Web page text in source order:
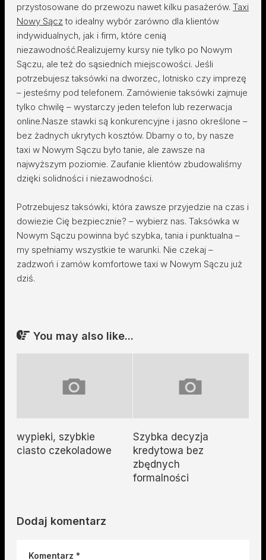
przystosowane do przewozu nawet kilku pasażerów. Taxi
Nowy Sącz to idealny wybór zarówno dla klientów
indywidualnych, jak i firm, które cenią
niezawodność.Realizujemy kursy nie tylko po Nowym
Sączu, ale też do sąsiednich miejscowości. Jeśli
potrzebujesz taksówki na dworzec, lotnisko czy imprezę
– jesteśmy pod telefonem. Zamówienie taksówki zajmuje
tylko chwilę – wystarczy jeden telefon lub rezerwacja
online.Nasze stawki są konkurencyjne i jasno określone –
bez żadnych ukrytych kosztów. Dbamy o to, by nasze
taxi w Nowym Sączu było tanie, ale zawsze na
najwyższym poziomie. Zaufanie klientów zbudowaliśmy
dzięki solidności i niezawodności.
Potrzebujesz taksówki, która zawsze przyjedzie na czas i
dowiezie Cię bezpiecznie? – wybierz nas. Taksówka w
Nowym Sączu powinna być szybka, tania i punktualna –
my spełniamy wszystkie te warunki. Nie czekaj –
zadzwoń i zamów komfortowe taxi w Nowym Sączu już
dziś.
You may also like...
wypieki, szybkie
ciasto czekoladowe
Szybka decyzja
kredytowa bez
zbędnych
formalności
Dodaj komentarz
Komentarz *